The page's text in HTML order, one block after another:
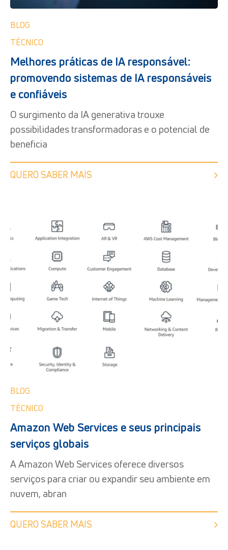
BLOG
TÉCNICO
Melhores práticas de IA responsável:
promovendo sistemas de IA responsáveis ​​
e confiáveis
O surgimento da IA ​​generativa trouxe
possibilidades transformadoras e o potencial de
beneficia
QUERO SABER MAIS
BLOG
TÉCNICO
Amazon Web Services e seus principais
serviços globais
A Amazon Web Services oferece diversos
serviços para criar ou expandir seu ambiente em
nuvem, abran
QUERO SABER MAIS